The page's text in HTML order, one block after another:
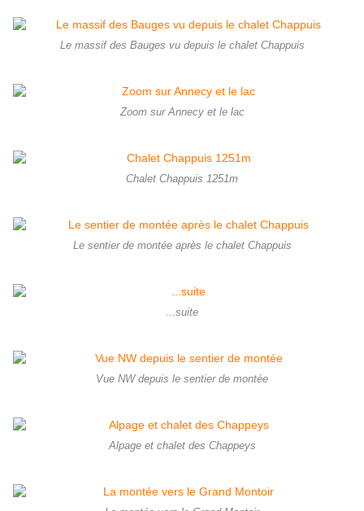
Le massif des Bauges vu depuis le chalet Chappuis
Zoom sur Annecy et le lac
Chalet Chappuis 1251m
Le sentier de montée après le chalet Chappuis
...suite
Vue NW depuis le sentier de montée
Alpage et chalet des Chappeys